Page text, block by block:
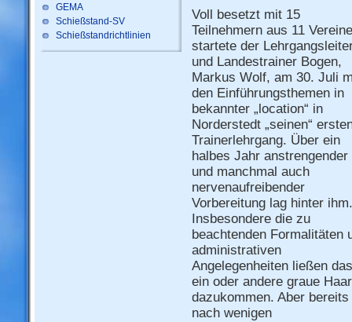
GEMA
Schießstand-SV
Schießstandrichtlinien
Voll besetzt mit 15
Teilnehmern aus 11
startete der
und Landestrainer Bogen,
Markus Wolf, am 30. Juli
den Einführungsthemen in
bekannter „location“ in
Norderstedt „seinen“
Trainerlehrgang. Über ein
halbes Jahr anstrengender
und manchmal auch
nervenaufreibender
Vorbereitung lag hinter ihm.
Insbesondere die zu
beachtenden Formalitäten
administrativen
Angelegenheiten ließen das
ein oder andere graue Haar
dazukommen. Aber bereits
nach wenigen